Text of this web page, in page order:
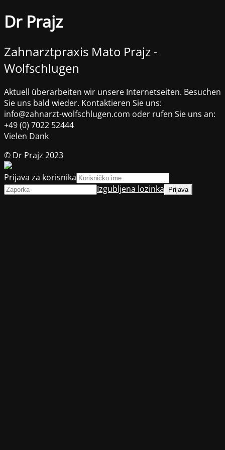
Dr Prajz
Zahnarztpraxis Mato Prajz -
Wolfschlugen
Aktuell überarbeiten wir unsere Internetseiten. Besuchen
Sie uns bald wieder. Kontaktieren Sie uns:
info@zahnarzt-wolfschlugen.com oder rufen Sie uns an:
+49 (0) 7022 52444
Vielen Dank
© Dr Prajz 2023
Prijava za korisnika
Izgubljena lozinka